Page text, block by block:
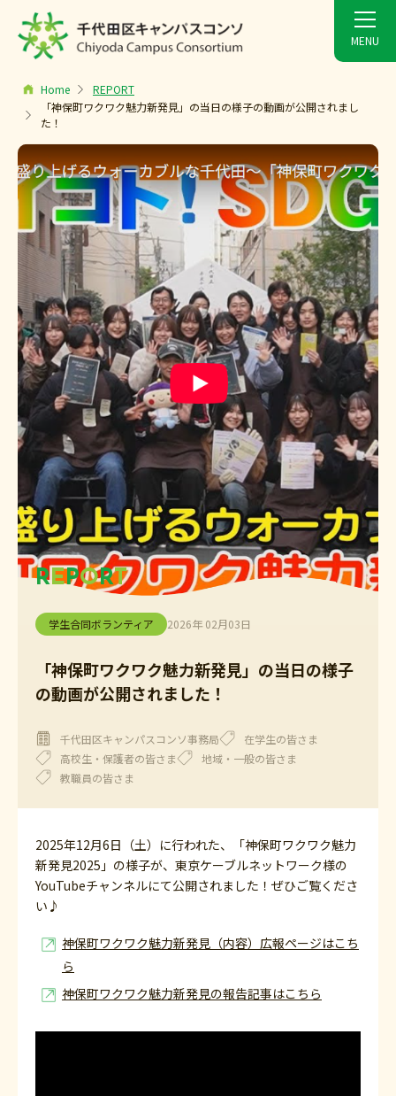
Home
REPORT
「神保町ワクワク魅力新発見」の当日の様子の動画が公開されまし
た！
REPORT
学生合同ボランティア 2026年 02月03日
「神保町ワクワク魅力新発見」の当日の様子
の動画が公開されました！
千代田区キャンパスコンソ事務局
在学生の皆さま
高校生・保護者の皆さま
地域・一般の皆さま
教職員の皆さま
2025年12月6日（土）に行われた、「神保町ワクワク魅力
新発見2025」の様子が、東京ケーブルネットワーク様の
YouTubeチャンネルにて公開されました！ぜひご覧くださ
い♪
神保町ワクワク魅力新発見（内容）広報ページはこち
ら
神保町ワクワク魅力新発見の報告記事はこちら